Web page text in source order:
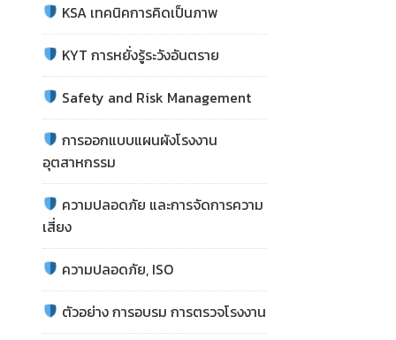
KSA เทคนิคการคิดเป็นภาพ
KYT การหยั่งรู้ระวังอันตราย
Safety and Risk Management
การออกแบบแผนผังโรงงาน
อุตสาหกรรม
ความปลอดภัย และการจัดการความ
เสี่ยง
ความปลอดภัย, ISO
ตัวอย่าง การอบรม การตรวจโรงงาน